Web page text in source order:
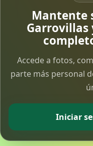
Mantente
Accede a fotos,
parte más personal
Iniciar